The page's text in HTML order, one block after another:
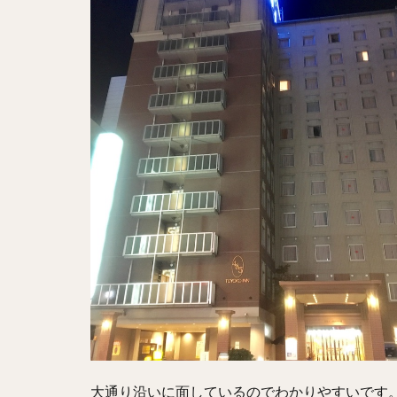
大通り沿いに面しているのでわかりやすいです